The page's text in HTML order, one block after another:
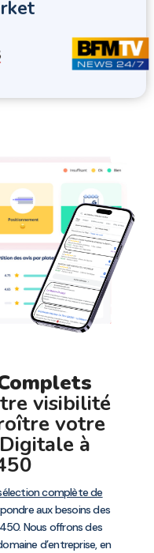
visibilité
votre
à
complète de
aux besoins des
Nous offrons des
d’entreprise, en